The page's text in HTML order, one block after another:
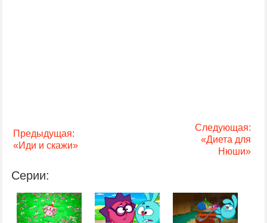
Предыдущая:
«Иди и скажи»
Следующая:
«Диета для
Нюши»
Серии: